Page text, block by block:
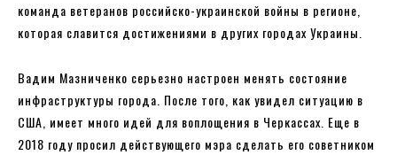
команда ветеранов российско-украинской войны в регионе,
которая славится достижениями в других городах Украины.
Вадим Мазниченко серьезно настроен менять состояние
инфраструктуры города. После того, как увидел ситуацию в
США, имеет много идей для воплощения в Черкассах. Еще в
2018 году просил действующего мэра сделать его советником